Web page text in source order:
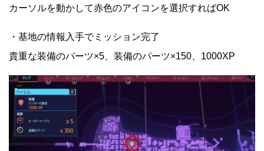
カーソルを動かして赤色のアイコンを選択すればOK
・基地の情報入手でミッション完了
貴重な装備のパーツ×5、装備のパーツ×150、1000XP